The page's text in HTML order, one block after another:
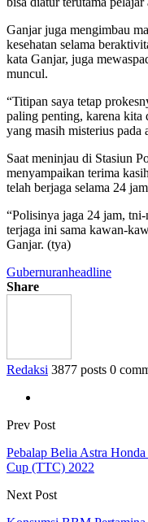
Ganjar juga mengimbau
kesehatan selama
kata Ganjar, juga
muncul.
“Titipan saya tetap
paling penting, karena kita
yang masih misterius pada
Saat meninjau di Stasiun
menyampaikan terima
telah berjaga selama 24
“Polisinya jaga 24 jam,
terjaga ini sama kawan-
Ganjar. (tya)
Gubernuranheadline
Share
Redaksi 3877 posts 0
Prev Post
Pebalap Belia Astra
Cup (TTC) 2022
Next Post